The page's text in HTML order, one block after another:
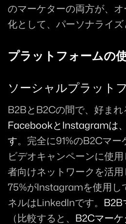
のマーケターの両方が、
化として、パーソナライ
プラットフォームの
ソーシャルプラット
B2BとB2Cの間で、好まれ
FacebookとInstagramは
す。完全に91%のB2Cマ
ビデオキャンペーンに使
者向けネットワークを活
75%がInstagramを使用し
ネルはLinkedInです。 B2B
（比較すると、 B2Cマー